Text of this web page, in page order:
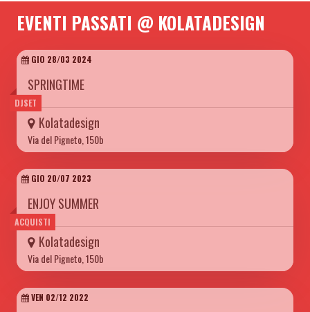
EVENTI PASSATI @ KOLATADESIGN
DJSET
GIO 28/03 2024
SPRINGTIME
Kolatadesign
Via del Pigneto, 150b
ACQUISTI
GIO 20/07 2023
ENJOY SUMMER
Kolatadesign
Via del Pigneto, 150b
VEN 02/12 2022